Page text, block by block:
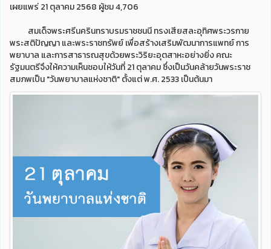
เผยแพร่ 21 ตุลาคม 2568 ผู้ชม 4,706
สมเด็จพระศรีนครินทราบรมราชชนนี ทรงเสียสละอุทิศพระวรกาย
พระสติปัญญา และพระราชทรัพย์ เพื่อสร้างเสริมพัฒนาการแพทย์ การ
พยาบาล และการสาธารณสุขด้วยพระวิริยะอุตสาหะอย่างยิ่ง คณะ
รัฐมนตรีจึงให้ความเห็นชอบให้วันที่ 21 ตุลาคม ซึ่งเป็นวันคล้ายวันพระราช
สมภพเป็น "วันพยาบาลแห่งชาติ" ตั้งแต่ พ.ศ. 2533 เป็นต้นมา